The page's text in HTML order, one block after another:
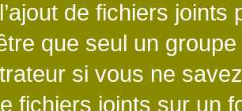
de fichiers
que seul un
si vous ne
fichiers joints sur un